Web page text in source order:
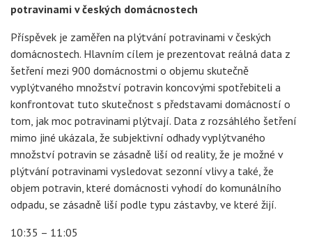
potravinami v českých domácnostech
Příspěvek je zaměřen na plýtvání potravinami v českých
domácnostech. Hlavním cílem je prezentovat reálná data z
šetření mezi 900 domácnostmi o objemu skutečně
vyplýtvaného množství potravin koncovými spotřebiteli a
konfrontovat tuto skutečnost s představami domácností o
tom, jak moc potravinami plýtvají. Data z rozsáhlého šetření
mimo jiné ukázala, že subjektivní odhady vyplýtvaného
množství potravin se zásadně liší od reality, že je možné v
plýtvání potravinami vysledovat sezonní vlivy a také, že
objem potravin, které domácnosti vyhodí do komunálního
odpadu, se zásadně liší podle typu zástavby, ve které žijí.
10:35 – 11:05